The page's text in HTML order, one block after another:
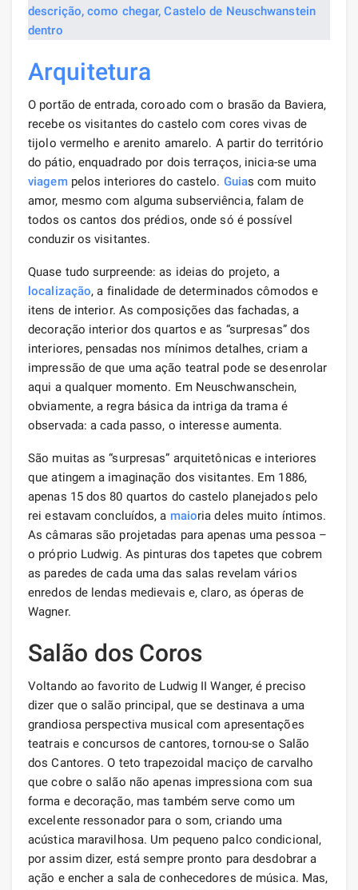
Arquitetura
O portão de entrada, coroado com o brasão da Baviera,
recebe os visitantes do castelo com cores vivas de
tijolo vermelho e arenito amarelo. A partir do território
do pátio, enquadrado por dois terraços, inicia-se uma
viagempelos interiores do castelo. Guias com muito
amor, mesmo com alguma subserviência, falam de
todos os cantos dos prédios, onde só é possível
conduzir os visitantes.
Quase tudo surpreende: as ideias do projeto, a
localização, a finalidade de determinados cômodos e
itens de interior. As composições das fachadas, a
decoração interior dos quartos e as “surpresas” dos
interiores, pensadas nos mínimos detalhes, criam a
impressão de que uma ação teatral pode se desenrolar
aqui a qualquer momento. Em Neuschwanschein,
obviamente, a regra básica da intriga da trama é
observada: a cada passo, o interesse aumenta.
São muitas as “surpresas” arquitetônicas e interiores
que atingem a imaginação dos visitantes. Em 1886,
apenas 15 dos 80 quartos do castelo planejados pelo
rei estavam concluídos, a maioria deles muito íntimos.
As câmaras são projetadas para apenas uma pessoa –
o próprio Ludwig. As pinturas dos tapetes que cobrem
as paredes de cada uma das salas revelam vários
enredos de lendas medievais e, claro, as óperas de
Wagner.
Salão dos Coros
Voltando ao favorito de Ludwig II Wanger, é preciso
dizer que o salão principal, que se destinava a uma
grandiosa perspectiva musical com apresentações
teatrais e concursos de cantores, tornou-se o Salão
dos Cantores. O teto trapezoidal maciço de carvalho
que cobre o salão não apenas impressiona com sua
forma e decoração, mas também serve como um
excelente ressonador para o som, criando uma
acústica maravilhosa. Um pequeno palco condicional,
por assim dizer, está sempre pronto para desdobrar a
ação e encher a sala de conhecedores de música. Mas,